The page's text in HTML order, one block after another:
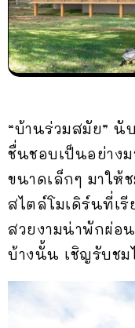
“บ้านร่วมสมัย”
ชื่นชอบเป็นอย่าง
ขนาดเล็กๆ มาใ
สไตล์โมเดิร์นที่เ
สวยงามน่าพักผ่อน
บ้างนั้น เชิญรับชม